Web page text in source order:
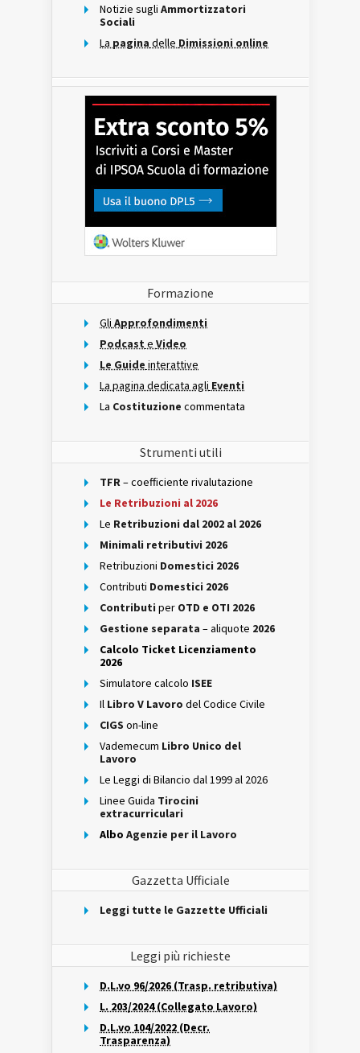
Notizie sugli Ammortizzatori
Sociali
La pagina delle Dimissioni online
Formazione
Gli Approfondimenti
Podcast e Video
Le Guide interattive
La pagina dedicata agli Eventi
La Costituzione commentata
Strumenti utili
TFR– coefficiente rivalutazione
Le Retribuzioni al 2026
Le Retribuzioni dal 2002 al 2026
Minimali retributivi 2026
Retribuzioni Domestici 2026
Contributi Domestici 2026
Contributi per OTD e OTI 2026
Gestione separata – aliquote 2026
Calcolo Ticket Licenziamento
2026
Simulatore calcolo ISEE
Il Libro V Lavoro del Codice Civile
CIGS on-line
Vademecum Libro Unico del
Lavoro
Le Leggi di Bilancio dal 1999 al 2026
Linee Guida Tirocini
extracurriculari
Albo Agenzie per il Lavoro
Gazzetta Ufficiale
Leggi tutte le Gazzette Ufficiali
Leggi più richieste
D.L.vo 96/2026 (Trasp. retributiva)
L. 203/2024 (Collegato Lavoro)
D.L.vo 104/2022 (Decr.
Trasparenza)